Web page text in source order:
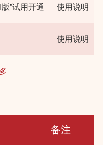
”试用开通 使用说明
使用说明
备注